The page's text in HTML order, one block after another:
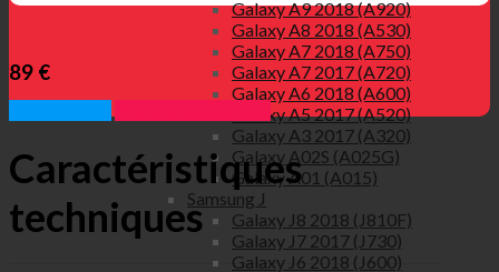
Galaxy A9 2018 (A920)
Galaxy A8 2018 (A530)
Galaxy A7 2018 (A750)
Galaxy A7 2017 (A720)
Galaxy A6 2018 (A600)
Galaxy A5 2017 (A520)
Galaxy A3 2017 (A320)
Galaxy A02S (A025G)
Galaxy A01 (A015)
Samsung J
Galaxy J8 2018 (J810F)
Galaxy J7 2017 (J730)
Galaxy J6 2018 (J600)
89 €
Caractéristiques
techniques